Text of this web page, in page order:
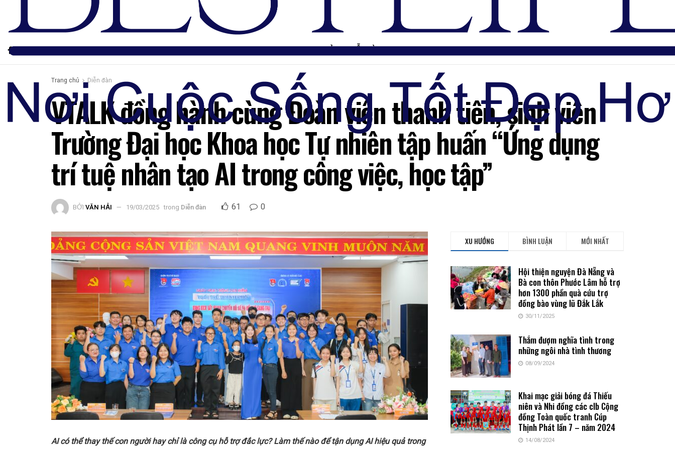
TRANG CHỦ DIỄN ĐÀN Đăng nhập
Trang chủ Diễn đàn
VTALK đồng hành cùng Đoàn viên thanh tiên, sinh viên
Trường Đại học Khoa học Tự nhiên tập huấn “Ứng dụng
trí tuệ nhân tạo AI trong công việc, học tập”
BỞI VĂN HẢI 19/03/2025 trong Diễn đàn 61 0
AI có thể thay thế con người hay chỉ là công cụ hỗ trợ đắc lực? Làm thế nào để tận dụng AI hiệu quả trong
XU HƯỚNG BÌNH LUẬN MỚI NHẤT
Hội thiện nguyện Đà Nẵng và
Bà con thôn Phước Lâm hỗ trợ
hơn 1300 phần quà cứu trợ
đồng bào vùng lũ Đắk Lắk
30/11/2025
Thắm đượm nghĩa tình trong
những ngôi nhà tình thương
08/09/2024
Khai mạc giải bóng đá Thiếu
niên và Nhi đồng các clb Cộng
đồng Toàn quốc tranh Cúp
Thịnh Phát lần 7 – năm 2024
14/08/2024